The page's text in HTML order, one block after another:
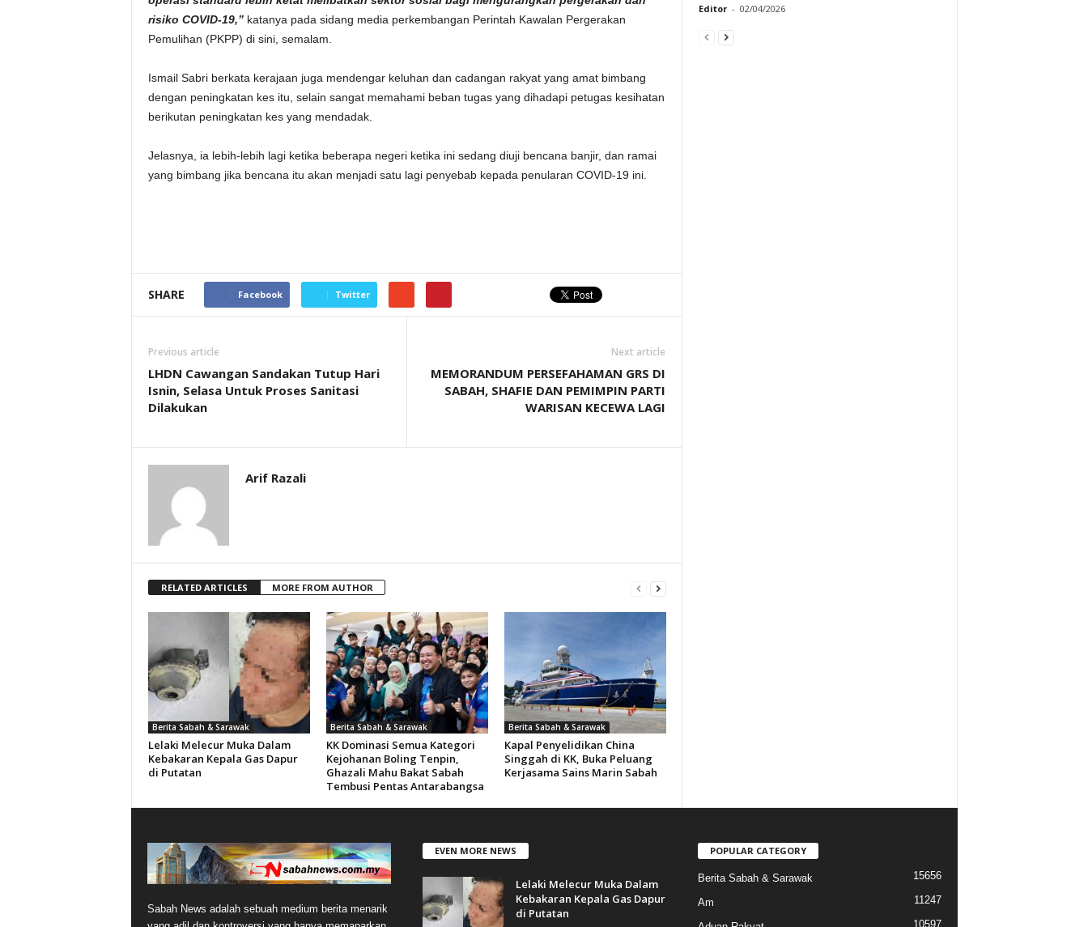
risiko COVID-19,” katanya pada sidang media perkembangan Perintah Kawalan Pergerakan
Pemulihan (PKPP) di sini, semalam.
Ismail Sabri berkata kerajaan juga mendengar keluhan dan cadangan rakyat yang amat bimbang
dengan peningkatan kes itu, selain sangat memahami beban tugas yang dihadapi petugas kesihatan
berikutan peningkatan kes yang mendadak.
Jelasnya, ia lebih-lebih lagi ketika beberapa negeri ketika ini sedang diuji bencana banjir, dan ramai
yang bimbang jika bencana itu akan menjadi satu lagi penyebab kepada penularan COVID-19 ini.
SHARE Facebook Twitter
Previous article
LHDN Cawangan Sandakan Tutup Hari
Isnin, Selasa Untuk Proses Sanitasi
Dilakukan
Next article
MEMORANDUM PERSEFAHAMAN GRS DI
SABAH, SHAFIE DAN PEMIMPIN PARTI
WARISAN KECEWA LAGI
Arif Razali
RELATED ARTICLES MORE FROM AUTHOR
Berita Sabah & Sarawak
Lelaki Melecur Muka Dalam
Kebakaran Kepala Gas Dapur
di Putatan
Berita Sabah & Sarawak
KK Dominasi Semua Kategori
Kejohanan Boling Tenpin,
Ghazali Mahu Bakat Sabah
Tembusi Pentas Antarabangsa
Berita Sabah & Sarawak
Kapal Penyelidikan China
Singgah di KK, Buka Peluang
Kerjasama Sains Marin Sabah
Editor - 02/04/2026
Sabah News adalah sebuah medium berita menarik
EVEN MORE NEWS
Lelaki Melecur Muka Dalam
Kebakaran Kepala Gas Dapur
di Putatan
POPULAR CATEGORY
Berita Sabah & Sarawak 15656
Am 11247
10597